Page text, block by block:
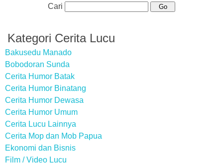
Cari
Kategori Cerita Lucu
Bakusedu Manado
Bobodoran Sunda
Cerita Humor Batak
Cerita Humor Binatang
Cerita Humor Dewasa
Cerita Humor Umum
Cerita Lucu Lainnya
Cerita Mop dan Mob Papua
Ekonomi dan Bisnis
Film / Video Lucu